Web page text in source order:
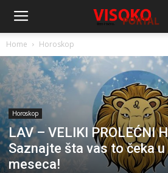
Home Horoskop
Horoskop
LAV – VELIKI PROLEĆNI
Saznajte šta vas to čeka
meseca!